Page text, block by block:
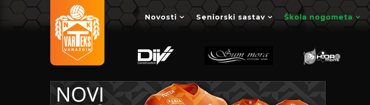
Novosti Seniorski sastav Škola nogometa